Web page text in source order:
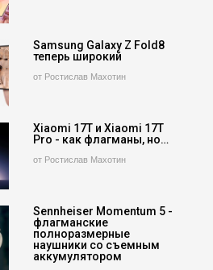
Samsung Galaxy Z Fold8
теперь широкий
от Ростислав Махотин
Xiaomi 17T и Xiaomi 17T
Pro - как флагманы, но…
от Ростислав Махотин
Sennheiser Momentum 5 -
флагманские
полноразмерные
наушники со съемным
аккумулятором